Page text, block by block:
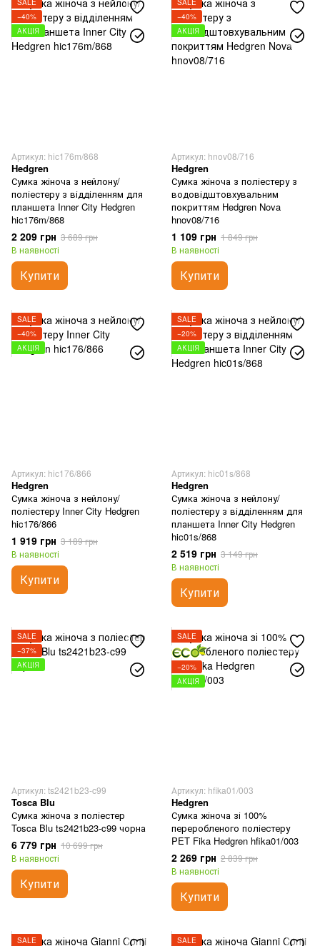
SALE
−40%
АКЦІЯ
Артикул: hic176m/868
Hedgren
Сумка жіноча з нейлону/
поліестеру з відділенням для
планшета Inner City Hedgren
hic176m/868
2 209 грн 3 689 грн
В наявності
Купити
SALE
−40%
АКЦІЯ
Артикул: hnov08/716
Hedgren
Сумка жіноча з поліестеру з
водовідштовхувальним
покриттям Hedgren Nova
hnov08/716
1 109 грн 1 849 грн
В наявності
Купити
SALE
−40%
АКЦІЯ
Артикул: hic176/866
Hedgren
Сумка жіноча з нейлону/
поліестеру Inner City Hedgren
hic176/866
1 919 грн 3 189 грн
В наявності
Купити
SALE
−20%
АКЦІЯ
Артикул: hic01s/868
Hedgren
Сумка жіноча з нейлону/
поліестеру з відділенням для
планшета Inner City Hedgren
hic01s/868
2 519 грн 3 149 грн
В наявності
Купити
SALE
−37%
АКЦІЯ
Артикул: ts2421b23-c99
Tosca Blu
Сумка жіноча з поліестер
Tosca Blu ts2421b23-c99 чорна
6 779 грн 10 699 грн
В наявності
Купити
SALE
−20%
АКЦІЯ
Артикул: hfika01/003
Hedgren
Сумка жіноча зі 100%
переробленого поліестеру
PET Fika Hedgren hfika01/003
2 269 грн 2 839 грн
В наявності
Купити
SALE
SALE